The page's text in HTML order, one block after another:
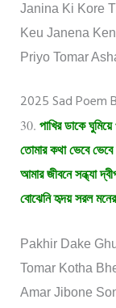
Janina Ki Kore
Keu Janena
Priyo Tomar
2025 Sad Poem
30. পাখির ডাকে
তোমার কথা ভেবে ভেবে
আমার জীবনে সন্ধ্যা
বোঝেনি হৃদয় সরল
Pakhir Dake
Tomar Kotha
Amar Jibone